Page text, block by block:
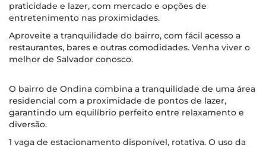
praticidade e lazer, com mercado e opções de
entretenimento nas proximidades.
Aproveite a tranquilidade do bairro, com fácil acesso a
restaurantes, bares e outras comodidades. Venha viver o
melhor de Salvador conosco.
O bairro de Ondina combina a tranquilidade de uma área
residencial com a proximidade de pontos de lazer,
garantindo um equilíbrio perfeito entre relaxamento e
diversão.
1 vaga de estacionamento disponível, rotativa. O uso da